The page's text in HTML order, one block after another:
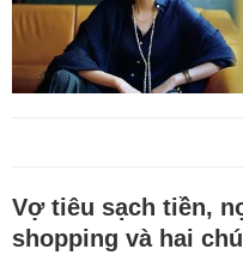
Vợ tiêu sạch tiền,
shopping và hai